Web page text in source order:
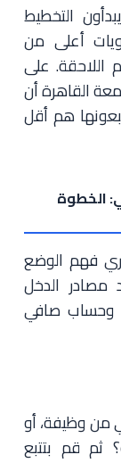
التخطيط
أعلى من
اللاحقة. على
القاهرة أن
هم أقل
الخطوة
فهم الوضع
مصادر الدخل
وحساب صافي
من وظيفة، أو
ثم قم بتتبع